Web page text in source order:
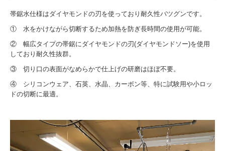
帯鋸水仕様はダイヤモンドの刃を使っており耐久性バツグンです。
① 水をかけながら切断するため加熱を防ぎ長時間の使用が可能。
② 幅広タイプの帯鋸にダイヤモンドの刃(ダイヤモンドソー)を使用
しており耐久性抜群。
③ 切り口の表面がなめらかで仕上げの研磨はほぼ不要。
④ シリコンウェア、石英、水晶、カーボン等、特に試験用や小ロッ
ドの切断に最適。